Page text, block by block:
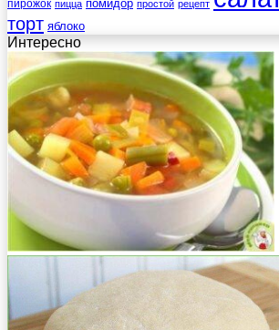
пирожок пицца помидор простой рецепт
торт яблоко
Интересно